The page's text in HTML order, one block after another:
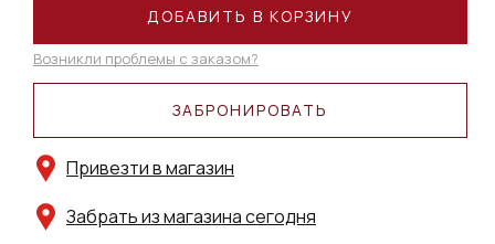
ЗАБРОНИРОВАТЬ
Привезти в магазин
Забрать из магазина сегодня
ДОБАВИТЬ В КОРЗИНУ
Возникли проблемы с заказом?